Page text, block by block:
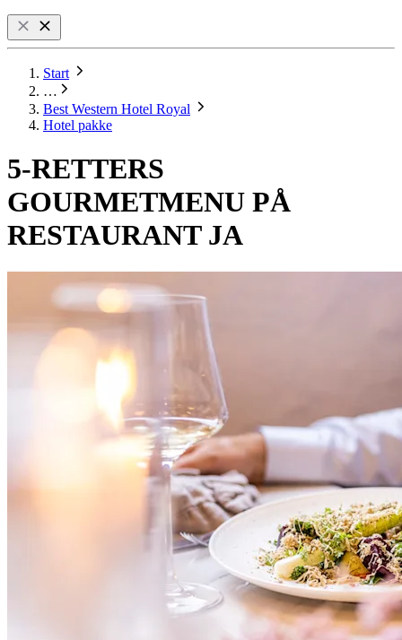
Start
…
Best Western Hotel Royal
Hotel pakke
5-RETTERS
GOURMETMENU PÅ
RESTAURANT JA